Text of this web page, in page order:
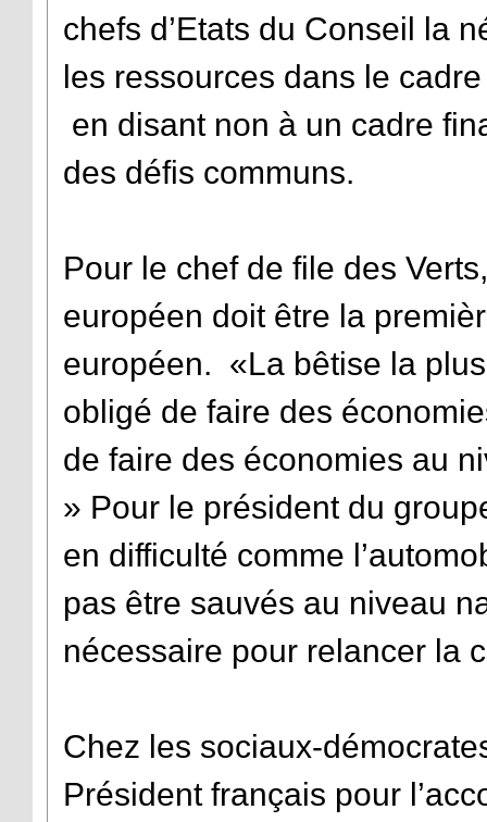
chefs d’Etats du Conseil la
les ressources dans le
en disant non à un cadre
des défis communs.
Pour le chef de file des
européen doit être la
européen. «La bêtise la
obligé de faire des
de faire des économies au
» Pour le président du
en difficulté comme
pas être sauvés au niveau
nécessaire pour relancer la
Chez les sociaux-
Président français pour